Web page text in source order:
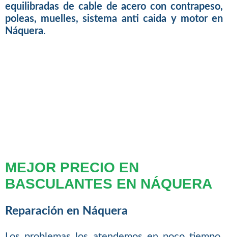
equilibradas de cable de acero con contrapeso,
poleas, muelles, sistema anti caida y motor en
Náquera.
MEJOR PRECIO EN
BASCULANTES EN NÁQUERA
Reparación en Náquera